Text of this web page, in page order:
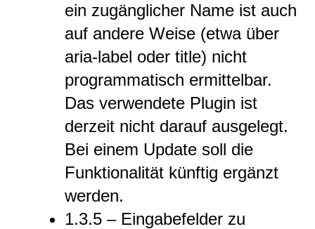
ein zugänglicher Name ist auch
auf andere Weise (etwa über
aria-label oder title) nicht
programmatisch ermittelbar.
Das verwendete Plugin ist
derzeit nicht darauf ausgelegt.
Bei einem Update soll die
Funktionalität künftig ergänzt
werden.
1.3.5 – Eingabefelder zu